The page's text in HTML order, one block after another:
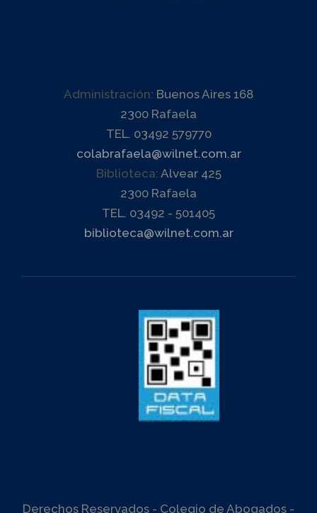
Administración: Buenos Aires 168
2300 Rafaela
TEL. 03492 579770
colabrafaela@wilnet.com.ar
Biblioteca: Alvear 425
2300 Rafaela
TEL. 03492 - 501405
biblioteca@wilnet.com.ar
Derechos Reservados - Colegio de Abogados -